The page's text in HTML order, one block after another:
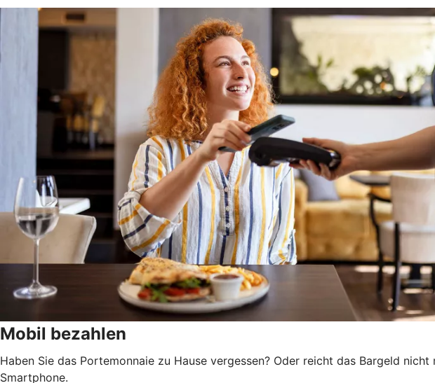
Mobil bezahlen
Haben Sie das Portemonnaie zu Hause vergessen? Oder reicht das Bargeld
Smartphone.